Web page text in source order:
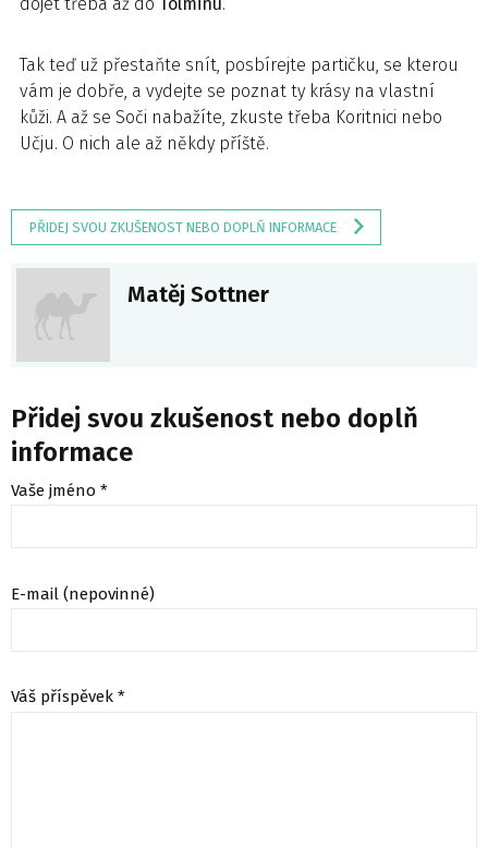
Tak teď už přestaňte snít, posbírejte partičku, se kterou
vám je dobře, a vydejte se poznat ty krásy na vlastní
kůži. A až se Soči nabažíte, zkuste třeba Koritnici nebo
Učju. O nich ale až někdy příště.
PŘIDEJ SVOU ZKUŠENOST NEBO DOPLŇ INFORMACE
Matěj Sottner
Přidej svou zkušenost nebo doplň
informace
Vaše jméno *
E-mail (nepovinné)
Váš příspěvek *